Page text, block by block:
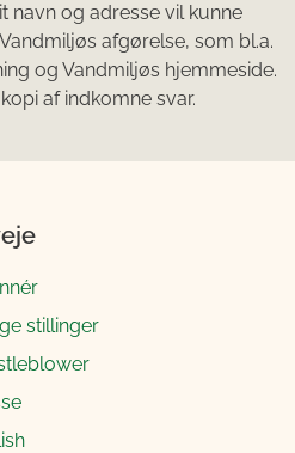
navn og adresse vil kunne
afgørelse, som bl.a.
og Vandmiljøs hjemmeside.
af indkomne svar.
stillinger